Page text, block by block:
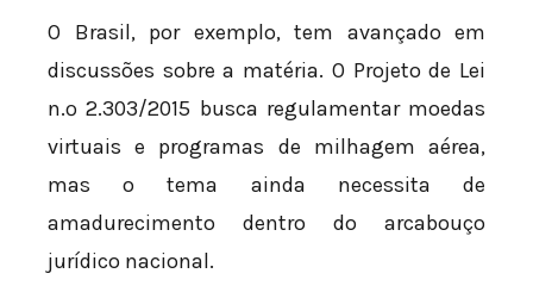
O Brasil, por exemplo, tem avançado em
discussões sobre a matéria. O Projeto de Lei
n.º 2.303/2015 busca regulamentar moedas
virtuais e programas de milhagem aérea,
mas o tema ainda necessita de
amadurecimento dentro do arcabouço
jurídico nacional.